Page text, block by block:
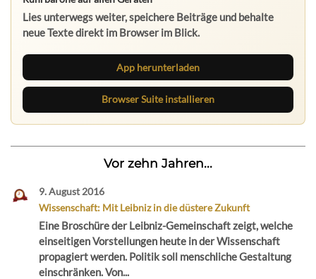
Lies unterwegs weiter, speichere Beiträge und behalte
neue Texte direkt im Browser im Blick.
App herunterladen
Browser Suite installieren
Vor zehn Jahren...
9. August 2016
Wissenschaft: Mit Leibniz in die düstere Zukunft
Eine Broschüre der Leibniz-Gemeinschaft zeigt, welche
einseitigen Vorstellungen heute in der Wissenschaft
propagiert werden. Politik soll menschliche Gestaltung
einschränken. Von...